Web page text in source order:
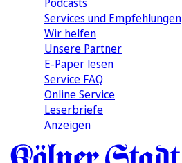
Services und Empfehlungen
Wir helfen
Unsere Partner
E-Paper lesen
Service FAQ
Online Service
Leserbriefe
Anzeigen